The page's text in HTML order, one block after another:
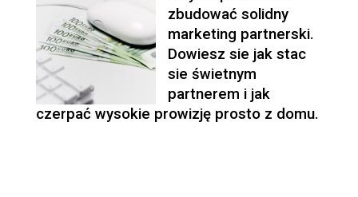
zbudować solidny
marketing partnerski.
Dowiesz sie jak stac
sie świetnym
partnerem i jak
czerpać wysokie prowizję prosto z domu.